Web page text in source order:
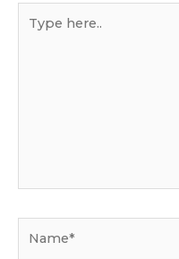
here..